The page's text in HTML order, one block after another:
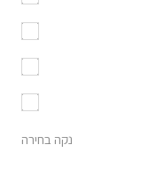
נקה בחירה